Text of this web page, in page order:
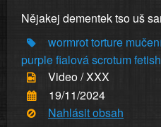
Nějakej dementek tso uš
wormrottorture
purplefialováscrotumfetish
Video / XXX
19/11/2024
Nahlásit obsah